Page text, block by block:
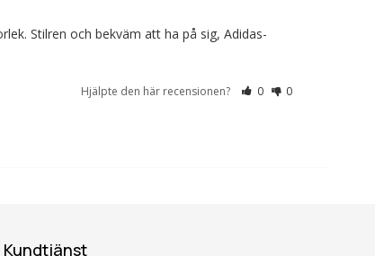
Stilren och bekväm att ha på sig, Adidas-
Hjälpte den här recensionen? 0 0
Kundtjänst